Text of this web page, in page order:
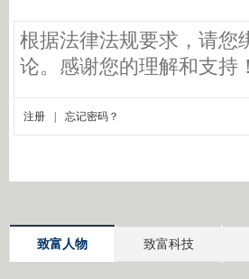
致富人物 致富科技